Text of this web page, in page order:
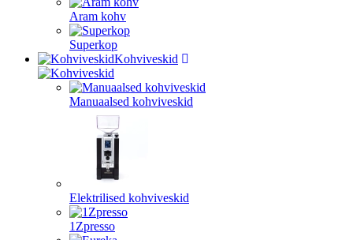
Aram kohv
Superkop
Kohviveskid
Manuaalsed kohviveskid
Elektrilised kohviveskid
1Zpresso